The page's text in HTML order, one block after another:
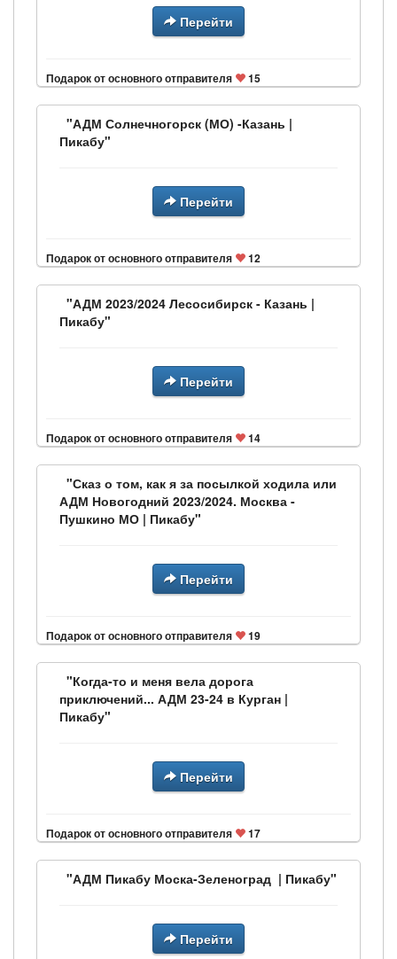
Перейти
Подарок от основного отправителя 15
"АДМ Солнечногорск (МО) -Казань |
Пикабу"
Перейти
Подарок от основного отправителя 12
"АДМ 2023/2024 Лесосибирск - Казань |
Пикабу"
Перейти
Подарок от основного отправителя 14
"Сказ о том, как я за посылкой ходила или
АДМ Новогодний 2023/2024. Москва -
Пушкино МО | Пикабу"
Перейти
Подарок от основного отправителя 19
"Когда-то и меня вела дорога
приключений... АДМ 23-24 в Курган |
Пикабу"
Перейти
Подарок от основного отправителя 17
"АДМ Пикабу Моска-Зеленоград | Пикабу"
Перейти